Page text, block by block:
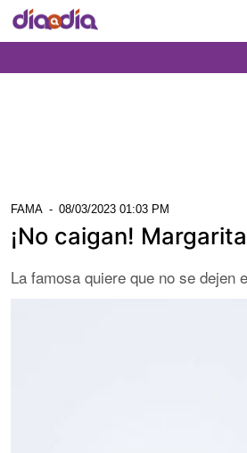
FAMA - 08/03/2023 01:03 PM
¡No caigan!
La famosa quiere que no se dejen